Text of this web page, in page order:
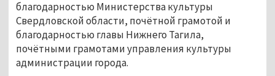
благодарностью Министерства культуры
Свердловской области, почётной грамотой и
благодарностью главы Нижнего Тагила,
почётными грамотами управления культуры
администрации города.